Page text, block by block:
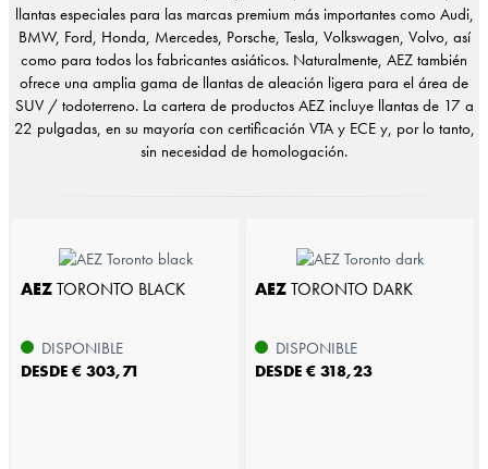
llantas especiales para las marcas premium más importantes como Audi,
BMW, Ford, Honda, Mercedes, Porsche, Tesla, Volkswagen, Volvo, así
como para todos los fabricantes asiáticos. Naturalmente, AEZ también
ofrece una amplia gama de llantas de aleación ligera para el área de
SUV / todoterreno. La cartera de productos AEZ incluye llantas de 17 a
22 pulgadas, en su mayoría con certificación VTA y ECE y, por lo tanto,
sin necesidad de homologación.
AEZTORONTO BLACK
DISPONIBLE
DESDE € 303,71
AEZTORONTO DARK
DISPONIBLE
DESDE € 318,23